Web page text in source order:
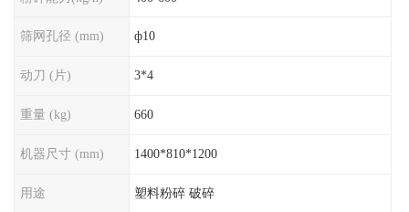
筛网孔径 (mm) ф10
动刀 (片) 3*4
重量 (kg) 660
机器尺寸 (mm) 1400*810*1200
用途 塑料粉碎 破碎